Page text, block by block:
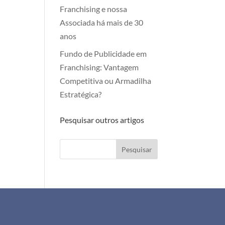
Franchising e nossa
Associada há mais de 30
anos
Fundo de Publicidade em
Franchising: Vantagem
Competitiva ou Armadilha
Estratégica?
Pesquisar outros artigos
Pesquisar